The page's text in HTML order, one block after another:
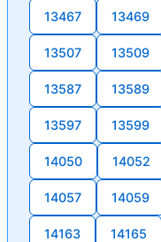
13467 13469
13507 13509
13587 13589
13597 13599
14050 14052
14057 14059
14163 14165